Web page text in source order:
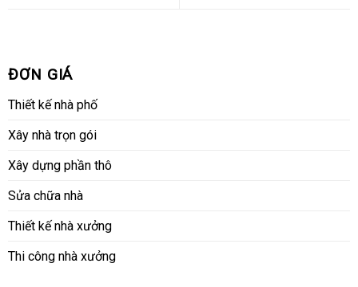
ĐƠN GIÁ
Thiết kế nhà phố
Xây nhà trọn gói
Xây dựng phần thô
Sửa chữa nhà
Thiết kế nhà xưởng
Thi công nhà xưởng